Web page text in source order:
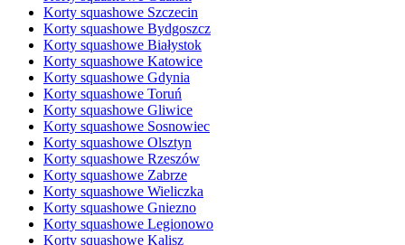
Korty squashowe Szczecin
Korty squashowe Bydgoszcz
Korty squashowe Białystok
Korty squashowe Katowice
Korty squashowe Gdynia
Korty squashowe Toruń
Korty squashowe Gliwice
Korty squashowe Sosnowiec
Korty squashowe Olsztyn
Korty squashowe Rzeszów
Korty squashowe Zabrze
Korty squashowe Wieliczka
Korty squashowe Gniezno
Korty squashowe Legionowo
Korty squashowe Kalisz